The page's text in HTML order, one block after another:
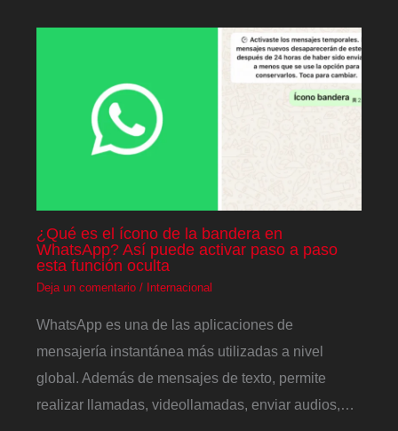
¿Qué es el ícono de la bandera en
WhatsApp? Así puede activar paso a paso
esta función oculta
Deja un comentario / Internacional
WhatsApp es una de las aplicaciones de
mensajería instantánea más utilizadas a nivel
global. Además de mensajes de texto, permite
realizar llamadas, videollamadas, enviar audios,…